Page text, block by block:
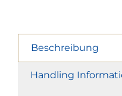
Beschreibung
Handling